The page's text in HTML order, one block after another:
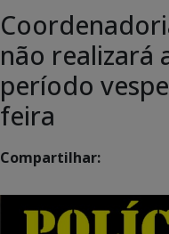
não realizará
período
feira
Compartilhar: